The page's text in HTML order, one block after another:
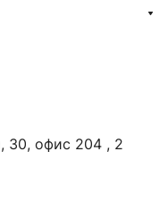
30, офис 204 , 2